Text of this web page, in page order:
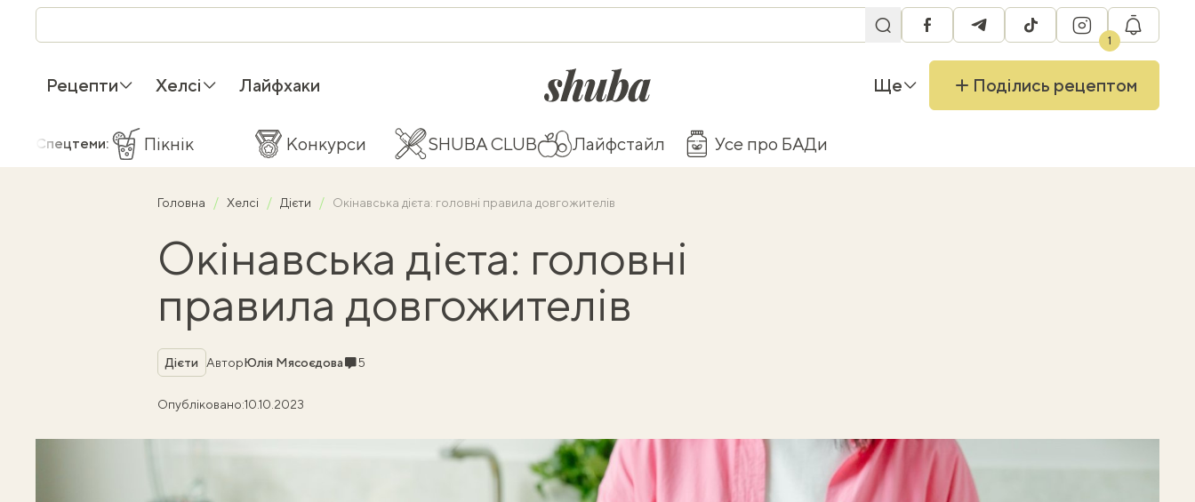
facebooktelegramtiktok instagram
1
Рецепти Хелсі Лайфхаки shuba.life Ще Поділись рецептом
Спецтеми: Пікнік Конкурси SHUBA CLUB Лайфстайл Усе про БАДи
Головна Хелсі Дієти Окінавська дієта: головні правила довгожителів
Окінавська дієта: головні
правила довгожителів
Рубрика
Дієти АвторЮлія МясоєдоваКоментарі
5
Опубліковано:10.10.2023